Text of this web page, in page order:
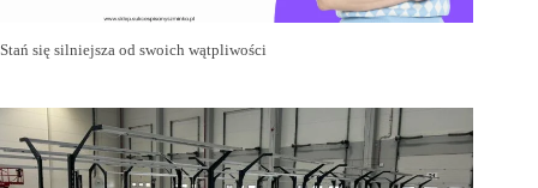
Stań się silniejsza od swoich wątpliwości